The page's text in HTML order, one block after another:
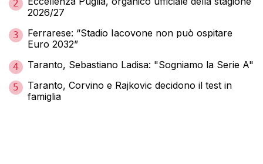
2
2026/27
3
Ferrarese: “Stadio Iacovone non può ospitare
Euro 2032”
4 Taranto, Sebastiano Ladisa: "Sogniamo la Serie A"
5
Taranto, Corvino e Rajkovic decidono il test in
famiglia